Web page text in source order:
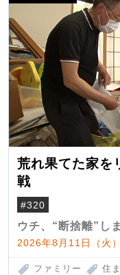
荒れ果てた家を
戦
#320
ウチ、“断捨離”し
2026年8月11日（火
ファミリー 住